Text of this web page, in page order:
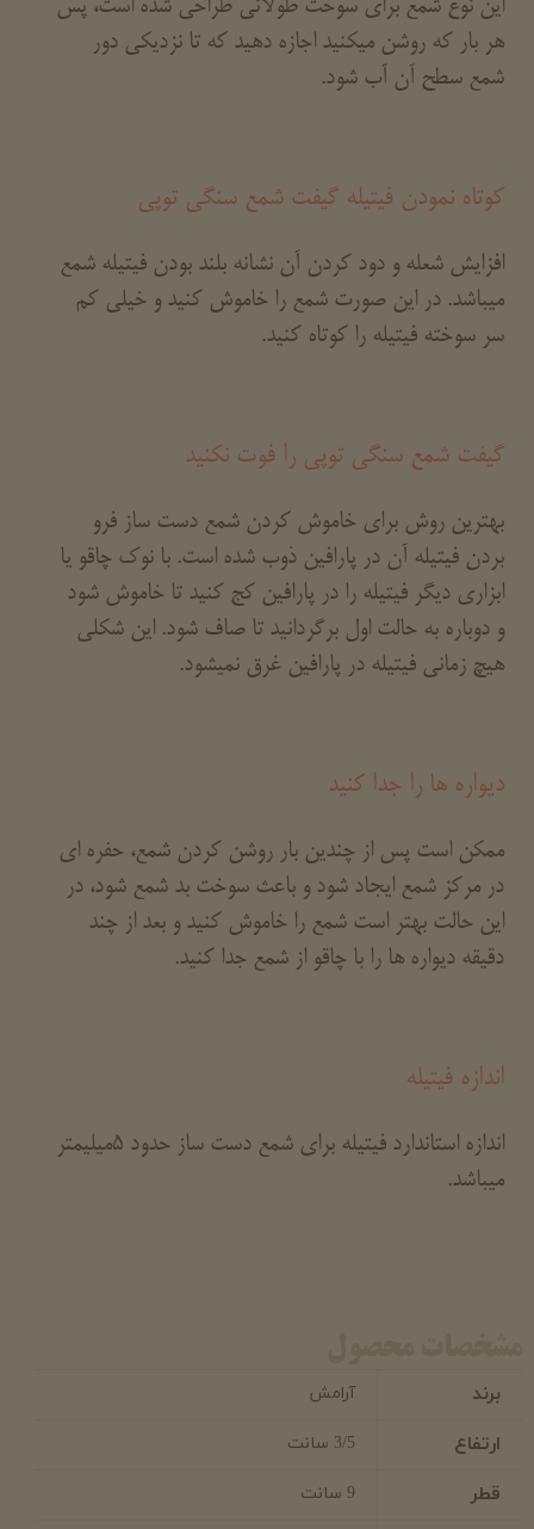
این نوع شمع برای سوخت طولانی طراحی شده است، پس
هر بار که روشن میکنید اجازه دهید که تا نزدیکی دور
شمع سطح آن آب شود.
کوتاه نمودن فیتیله گیفت شمع سنگی توپی
افزایش شعله و دود کردن آن نشانه بلند بودن فیتیله شمع
میباشد. در این صورت شمع را خاموش کنید و خیلی کم
سر سوخته فیتیله را کوتاه کنید.
گیفت شمع سنگی توپی را فوت نکنید
بهترین روش برای خاموش کردن شمع دست ساز فرو
بردن فیتیله آن در پارافین ذوب شده است. با نوک چاقو یا
ابزاری دیگر فیتیله را در پارافین کج کنید تا خاموش شود
و دوباره به حالت اول برگردانید تا صاف شود. این شکلی
هیچ زمانی فیتیله در پارافین غرق نمیشود.
دیواره ها را جدا کنید
ممکن است پس از چندین بار روشن کردن شمع، حفره ای
در مرکز شمع ایجاد شود و باعث سوخت بد شمع شود، در
این حالت بهتر است شمع را خاموش کنید و بعد از چند
دقیقه دیواره ها را با چاقو از شمع جدا کنید.
اندازه فیتیله
اندازه استاندارد فیتیله برای شمع دست ساز حدود 5میلیمتر
میباشد.
برند آرامش
ارتفاع 3/5 سانت
قطر 9 سانت